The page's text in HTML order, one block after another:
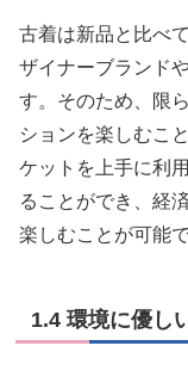
古着は新品と比べ
ザイナーブランド
す。そのため、限
ションを楽しむこ
ケットを上手に利
ることができ、経
楽しむことが可能で
1.4 環境に優し